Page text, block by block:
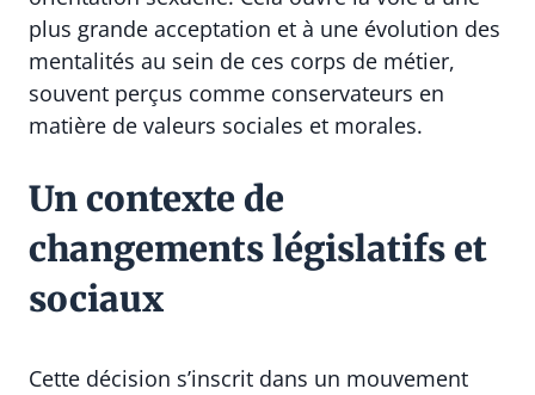
plus grande acceptation et à une évolution des
mentalités au sein de ces corps de métier,
souvent perçus comme conservateurs en
matière de valeurs sociales et morales.
Un contexte de
changements législatifs et
sociaux
Cette décision s’inscrit dans un mouvement